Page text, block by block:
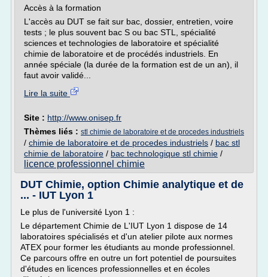
Accès à la formation
L'accès au DUT se fait sur bac, dossier, entretien, voire
tests ; le plus souvent bac S ou bac STL, spécialité
sciences et technologies de laboratoire et spécialité
chimie de laboratoire et de procédés industriels. En
année spéciale (la durée de la formation est de un an), il
faut avoir validé...
Lire la suite
Site : http://www.onisep.fr
Thèmes liés : stl chimie de laboratoire et de procedes industriels
/ chimie de laboratoire et de procedes industriels / bac stl
chimie de laboratoire / bac technologique stl chimie /
licence professionnel chimie
DUT Chimie, option Chimie analytique et de
... - IUT Lyon 1
Le plus de l'université Lyon 1 :
Le département Chimie de L'IUT Lyon 1 dispose de 14
laboratoires spécialisés et d'un atelier pilote aux normes
ATEX pour former les étudiants au monde professionnel.
Ce parcours offre en outre un fort potentiel de poursuites
d'études en licences professionnelles et en écoles